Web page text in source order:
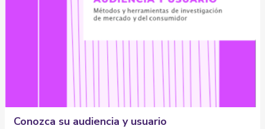
Conozca su audiencia y usuario